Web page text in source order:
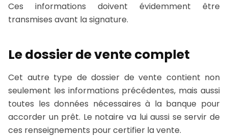
Ces informations doivent évidemment être
transmises avant la signature.
Le dossier de vente complet
Cet autre type de dossier de vente contient non
seulement les informations précédentes, mais aussi
toutes les données nécessaires à la banque pour
accorder un prêt. Le notaire va lui aussi se servir de
ces renseignements pour certifier la vente.